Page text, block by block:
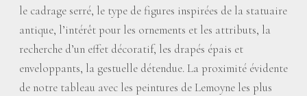
le cadrage serré, le type de figures inspirées de la statuaire
antique, l’intérêt pour les ornements et les attributs, la
recherche d’un effet décoratif, les drapés épais et
enveloppants, la gestuelle détendue. La proximité évidente
de notre tableau avec les peintures de Lemoyne les plus